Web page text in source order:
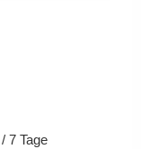
7 Tage